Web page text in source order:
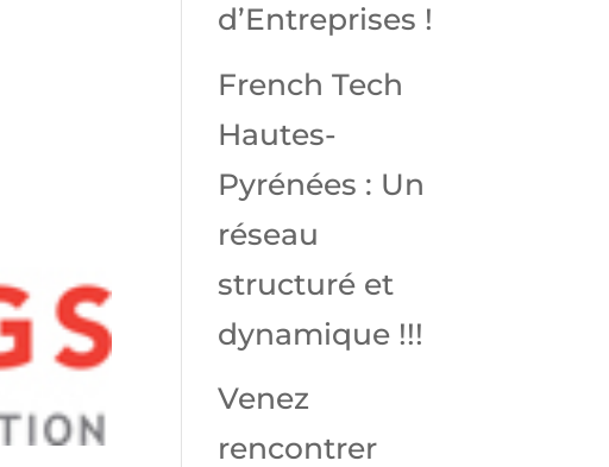
d’Entreprises !
French Tech
Hautes-
Pyrénées : Un
réseau
structuré et
dynamique !!!
Venez
rencontrer